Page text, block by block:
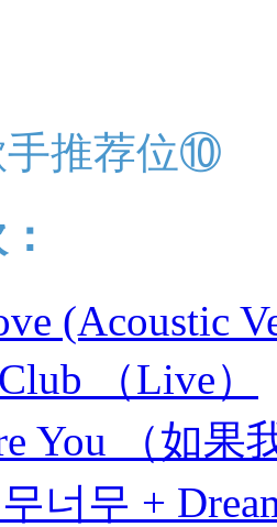
推荐位⑩
(Acoustic
（Live）
You （如果
너무 +